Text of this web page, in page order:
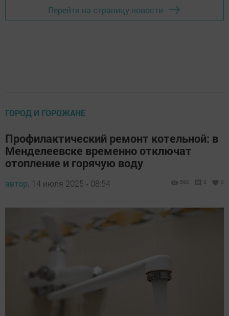
Перейти на страницу новости
ГОРОД И ГОРОЖАНЕ
Профилактический ремонт котельной: в
Менделеевске временно отключат
отопление и горячую воду
автор, 14 июля 2025 - 08:54 592 0 0